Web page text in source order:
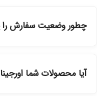
چطور وضعیت سفارش را
سفارشات در سایت،
آیا محصولات شما